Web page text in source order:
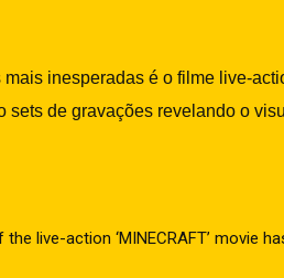
inesperadas é o filme live-
sets de gravações revelando o
live-action ‘MINECRAFT’ movie